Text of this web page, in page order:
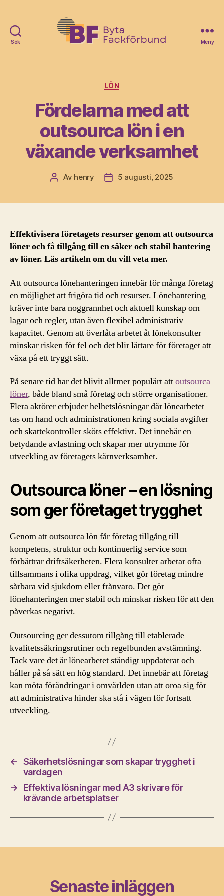
Sök Meny
Kategorier
LÖN
Fördelarna med att
outsourca lön i en
växande verksamhet
Inläggsförfattare
Av henry Inläggsdatum
5 augusti, 2025
Effektivisera företagets resurser genom att outsourca
löner och få tillgång till en säker och stabil hantering
av löner. Läs artikeln om du vill veta mer.
Att outsourca lönehanteringen innebär för många företag
en möjlighet att frigöra tid och resurser. Lönehantering
kräver inte bara noggrannhet och aktuell kunskap om
lagar och regler, utan även flexibel administrativ
kapacitet. Genom att överlåta arbetet åt lönekonsulter
minskar risken för fel och det blir lättare för företaget att
växa på ett tryggt sätt.
På senare tid har det blivit alltmer populärt attoutsourca
löner, både bland små företag och större organisationer.
Flera aktörer erbjuder helhetslösningar där lönearbetet
tas om hand och administrationen kring sociala avgifter
och skattekontroller sköts effektivt. Det innebär en
betydande avlastning och skapar mer utrymme för
utveckling av företagets kärnverksamhet.
Outsourca löner – en lösning
som ger företaget trygghet
Genom att outsourca lön får företag tillgång till
kompetens, struktur och kontinuerlig service som
förbättrar driftsäkerheten. Flera konsulter arbetar ofta
tillsammans i olika uppdrag, vilket gör företag mindre
sårbara vid sjukdom eller frånvaro. Det gör
lönehanteringen mer stabil och minskar risken för att den
påverkas negativt.
Outsourcing ger dessutom tillgång till etablerade
kvalitetssäkringsrutiner och regelbunden avstämning.
Tack vare det är lönearbetet ständigt uppdaterat och
håller på så sätt en hög standard. Det innebär att företag
kan möta förändringar i omvärlden utan att oroa sig för
att administrativa hinder ska stå i vägen för fortsatt
utveckling.
← Säkerhetslösningar som skapar trygghet i
vardagen
→
Effektiva lösningar med A3 skrivare för
krävande arbetsplatser
Senaste inläggen